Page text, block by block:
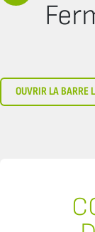
OUVRIR LA BARRE